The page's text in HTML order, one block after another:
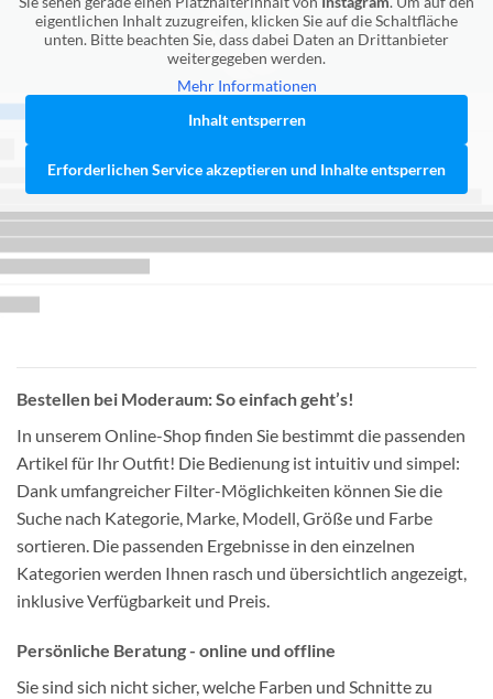
eigentlichen Inhalt zuzugreifen, klicken Sie auf die Schaltfläche
unten. Bitte beachten Sie, dass dabei Daten an Drittanbieter
weitergegeben werden.
Mehr Informationen
Inhalt entsperren
Erforderlichen Service akzeptieren und Inhalte entsperren
Bestellen bei Moderaum: So einfach geht’s!
In unserem Online-Shop finden Sie bestimmt die passenden
Artikel für Ihr Outfit! Die Bedienung ist intuitiv und simpel:
Dank umfangreicher Filter-Möglichkeiten können Sie die
Suche nach Kategorie, Marke, Modell, Größe und Farbe
sortieren. Die passenden Ergebnisse in den einzelnen
Kategorien werden Ihnen rasch und übersichtlich angezeigt,
inklusive Verfügbarkeit und Preis.
Persönliche Beratung - online und offline
Sie sind sich nicht sicher, welche Farben und Schnitte zu